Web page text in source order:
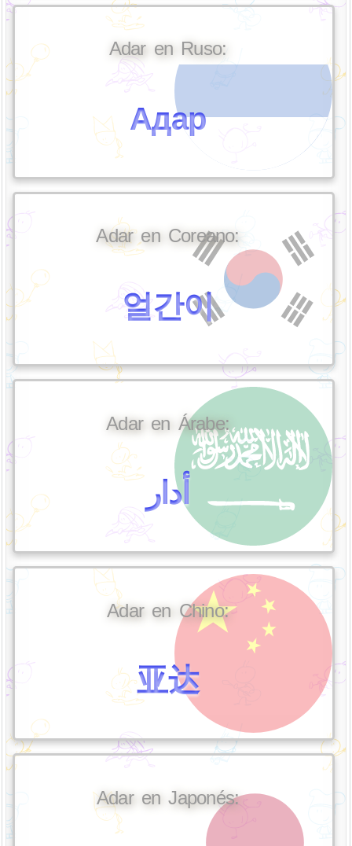
Adar en Ruso:
Адар
Adar en Coreano:
얼간이
Adar en Árabe:
أدار
Adar en Chino:
亚达
Adar en Japonés: